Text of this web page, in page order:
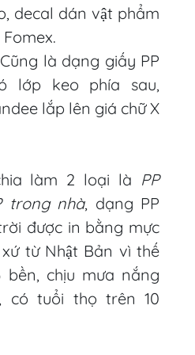
decal dán vật phẩm
là dạng giấy PP
lớp keo phía sau,
lắp lên giá chữ X
làm 2 loại là PP
trong nhà, dạng PP
được in bằng mực
từ Nhật Bản vì thế
chịu mưa nắng
có tuổi thọ trên 10